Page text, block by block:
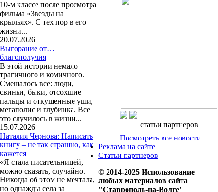
10-м классе после просмотра
фильма «Звезды на
крыльях». С тех пор в его
жизни...
20.07.2026
Выгорание от…
благополучия
В этой истории немало
трагичного и комичного.
Смешалось все: люди,
свиньи, быки, отсохшие
пальцы и откушенные уши,
мегаполис и глубинка. Все
это случилось в жизни...
15.07.2026
Наталия Чернова: Написать
книгу – не так страшно, как
кажется
«Я стала писательницей,
можно сказать, случайно.
Никогда об этом не мечтала,
но однажды села за
статьи партнеров
Посмотреть все новости.
Реклама на сайте
Статьи партнеров
© 2014-2025 Использование
любых материалов сайта
"Ставрополь-на-Волге"